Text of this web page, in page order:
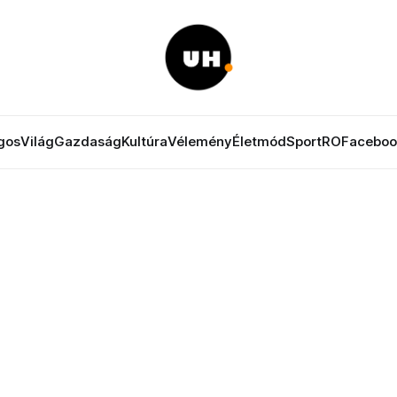
VilágGazdaságKultúraVéleményÉletmódSportRO